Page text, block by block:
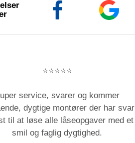
⭐️⭐️⭐️⭐️⭐️
service, svarer og kommer
dygtige montører der har svar
til at løse alle låseopgaver med et
smil og faglig dygtighed.